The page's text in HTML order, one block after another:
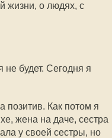
жизни, о людях, с
будет. Сегодня я
позитив. Как потом я
жена на даче, сестра
у своей сестры, но